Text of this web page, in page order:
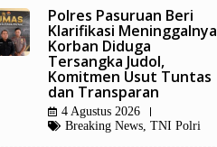
Polres Pasuruan Beri
Klarifikasi Meninggalnya
Korban Diduga
Tersangka Judol,
Komitmen Usut Tuntas
dan Transparan
4 Agustus 2026
Breaking News, TNI Polri